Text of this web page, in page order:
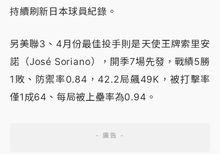
持續刷新日本球員紀錄。
另美聯3、4月份最佳投手則是天使王牌索里安
諾（José Soriano），開季7場先發，戰績5勝
1敗、防禦率0.84，42.2局飆49K，被打擊率
僅1成64、每局被上壘率為0.94。